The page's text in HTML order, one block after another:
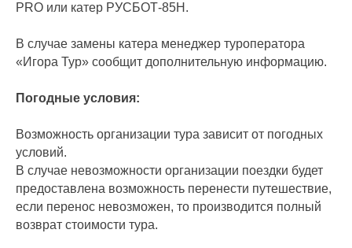
PRO или катер РУСБОТ-85Н.
В случае замены катера менеджер туроператора
«Игора Тур» сообщит дополнительную информацию.
Погодные условия:
Возможность организации тура зависит от погодных
условий.
В случае невозможности организации поездки будет
предоставлена возможность перенести путешествие,
если перенос невозможен, то производится полный
возврат стоимости тура.